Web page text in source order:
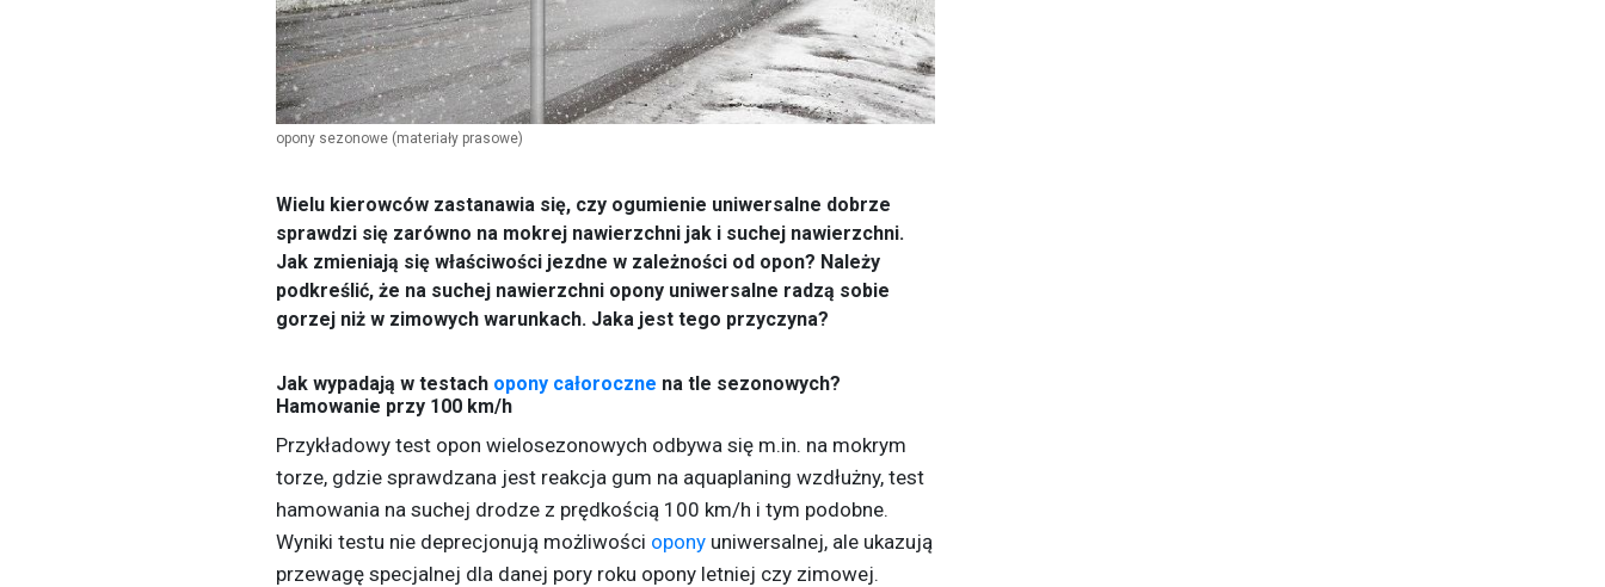
opony sezonowe (materiały prasowe)
Wielu kierowców zastanawia się, czy ogumienie uniwersalne dobrze
sprawdzi się zarówno na mokrej nawierzchni jak i suchej nawierzchni.
Jak zmieniają się właściwości jezdne w zależności od opon? Należy
podkreślić, że na suchej nawierzchni opony uniwersalne radzą sobie
gorzej niż w zimowych warunkach. Jaka jest tego przyczyna?
Jak wypadają w testach opony całoroczne na tle sezonowych?
Hamowanie przy 100 km/h
Przykładowy test opon wielosezonowych odbywa się m.in. na mokrym
torze, gdzie sprawdzana jest reakcja gum na aquaplaning wzdłużny, test
hamowania na suchej drodze z prędkością 100 km/h i tym podobne.
Wyniki testu nie deprecjonują możliwości opony uniwersalnej, ale ukazują
przewagę specjalnej dla danej pory roku opony letniej czy zimowej.